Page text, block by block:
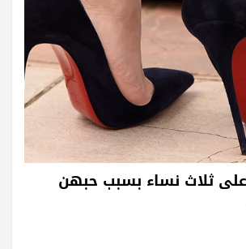
ثلاث نساء بسبب حبهن